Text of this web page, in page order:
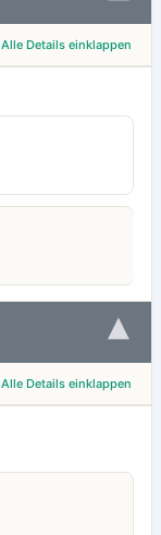
Alle Details einklappen
▾
Alle Details einklappen